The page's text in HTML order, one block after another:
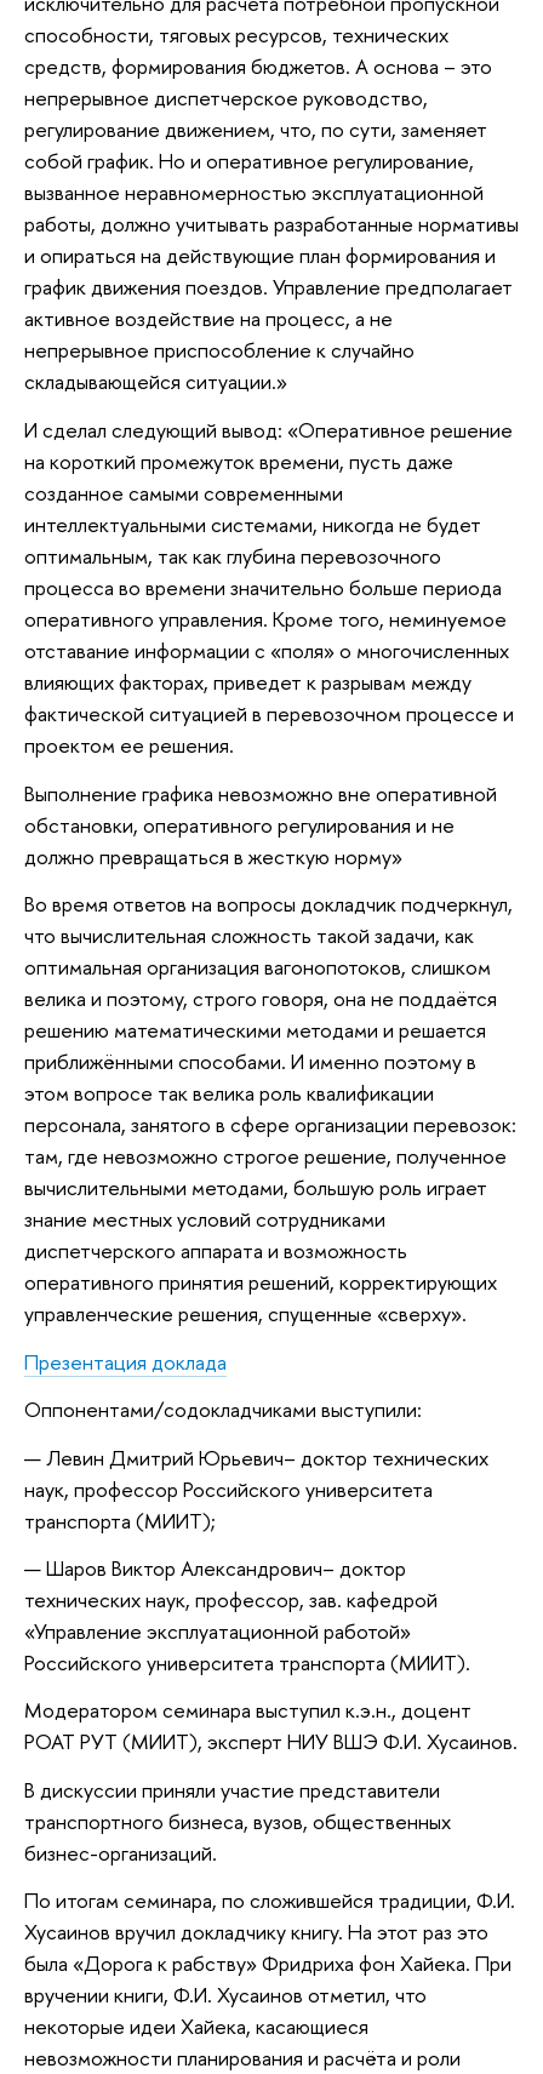
способности, тяговых ресурсов, технических
средств, формирования бюджетов. А основа – это
непрерывное диспетчерское руководство,
регулирование движением, что, по сути, заменяет
собой график. Но и оперативное регулирование,
вызванное неравномерностью эксплуатационной
работы, должно учитывать разработанные нормативы
и опираться на действующие план формирования и
график движения поездов. Управление предполагает
активное воздействие на процесс, а не
непрерывное приспособление к случайно
складывающейся ситуации.»
И сделал следующий вывод: «Оперативное решение
на короткий промежуток времени, пусть даже
созданное самыми современными
интеллектуальными системами, никогда не будет
оптимальным, так как глубина перевозочного
процесса во времени значительно больше периода
оперативного управления. Кроме того, неминуемое
отставание информации с «поля» о многочисленных
влияющих факторах, приведет к разрывам между
фактической ситуацией в перевозочном процессе и
проектом ее решения.
Выполнение графика невозможно вне оперативной
обстановки, оперативного регулирования и не
должно превращаться в жесткую норму»
Во время ответов на вопросы докладчик подчеркнул,
что вычислительная сложность такой задачи, как
оптимальная организация вагонопотоков, слишком
велика и поэтому, строго говоря, она не поддаётся
решению математическими методами и решается
приближёнными способами. И именно поэтому в
этом вопросе так велика роль квалификации
персонала, занятого в сфере организации перевозок:
там, где невозможно строгое решение, полученное
вычислительными методами, большую роль играет
знание местных условий сотрудниками
диспетчерского аппарата и возможность
оперативного принятия решений, корректирующих
управленческие решения, спущенные «сверху».
Презентация доклада
Оппонентами/содокладчиками выступили:
Левин Дмитрий Юрьевич– доктор технических
наук, профессор Российского университета
транспорта (МИИТ);
Шаров Виктор Александрович– доктор
технических наук, профессор, зав. кафедрой
«Управление эксплуатационной работой»
Российского университета транспорта (МИИТ).
Модератором семинара выступил к.э.н., доцент
РОАТ РУТ (МИИТ), эксперт НИУ ВШЭ Ф.И. Хусаинов.
В дискуссии приняли участие представители
транспортного бизнеса, вузов, общественных
бизнес-организаций.
По итогам семинара, по сложившейся традиции, Ф.И.
Хусаинов вручил докладчику книгу. На этот раз это
была «Дорога к рабству» Фридриха фон Хайека. При
вручении книги, Ф.И. Хусаинов отметил, что
некоторые идеи Хайека, касающиеся
невозможности планирования и расчёта и роли